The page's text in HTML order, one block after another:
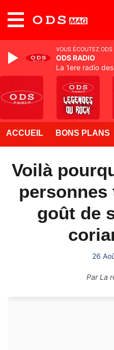
ACCUEIL BONS PLANS
Voilà
goût de
26
ParLa
VOUS ÉCOUTEZ ODS
ODS RADIO
La 1ere radio